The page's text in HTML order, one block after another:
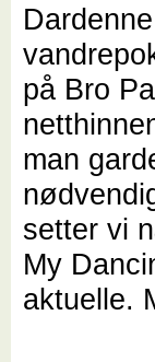
på Bro
man
setter vi
My
aktuelle.